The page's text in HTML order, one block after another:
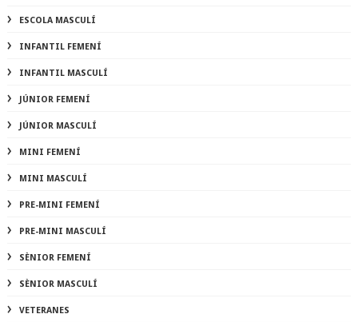
ESCOLA MASCULÍ
INFANTIL FEMENÍ
INFANTIL MASCULÍ
JÚNIOR FEMENÍ
JÚNIOR MASCULÍ
MINI FEMENÍ
MINI MASCULÍ
PRE-MINI FEMENÍ
PRE-MINI MASCULÍ
SÈNIOR FEMENÍ
SÈNIOR MASCULÍ
VETERANES